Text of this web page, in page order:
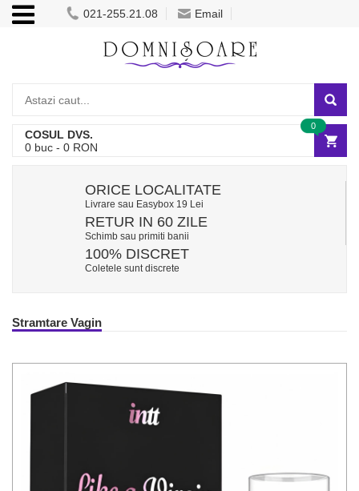
021-255.21.08 Email
COSUL DVS.
0 buc - 0 RON
0
ORICE LOCALITATE
Livrare sau Easybox 19 Lei
RETUR IN 60 ZILE
Schimb sau primiti banii
100% DISCRET
Coletele sunt discrete
Stramtare Vagin